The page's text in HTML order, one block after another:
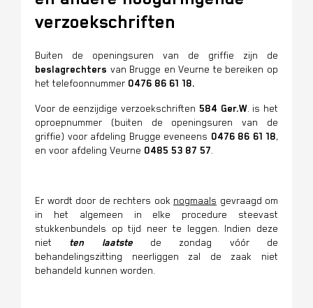
verzoekschriften
Buiten de openingsuren van de griffie zijn de
beslagrechters van Brugge en Veurne te bereiken op
het telefoonnummer 0476 86 61 18.
Voor de eenzijdige verzoekschriften 584 Ger.W. is het
oproepnummer (buiten de openingsuren van de
griffie) voor afdeling Brugge eveneens 0476 86 61 18,
en voor afdeling Veurne 0485 53 87 57.
Er wordt door de rechters ook nogmaals gevraagd om
in het algemeen in elke procedure steevast
stukkenbundels op tijd neer te leggen. Indien deze
niet ten laatstede zondag vóór de
behandelingszitting neerliggen zal de zaak niet
behandeld kunnen worden.